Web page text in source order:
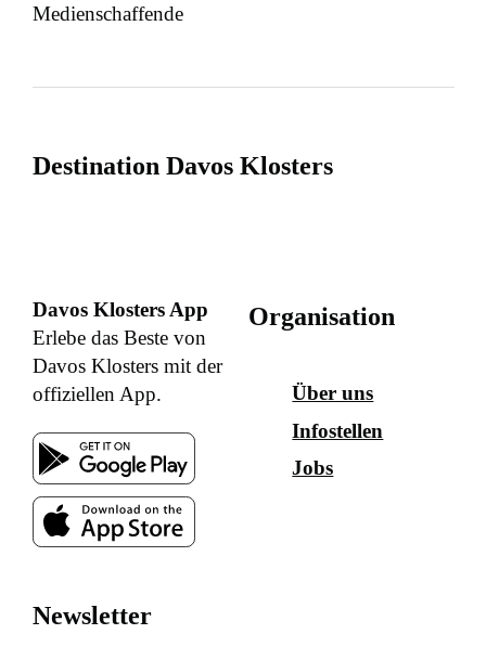
Medienschaffende
Destination Davos Klosters
Davos Klosters App
Erlebe das Beste von
Davos Klosters mit der
offiziellen App.
Organisation
Über uns
Infostellen
Jobs
Newsletter